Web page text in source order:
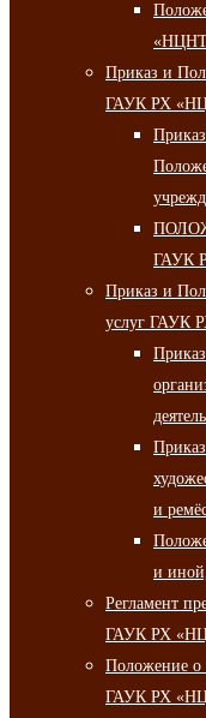
Приказ и
ГАУК РХ
ГАУК
Приказ и
услуг ГАУК
и
и
Регламент
ГАУК РХ
Положение о
ГАУК РХ